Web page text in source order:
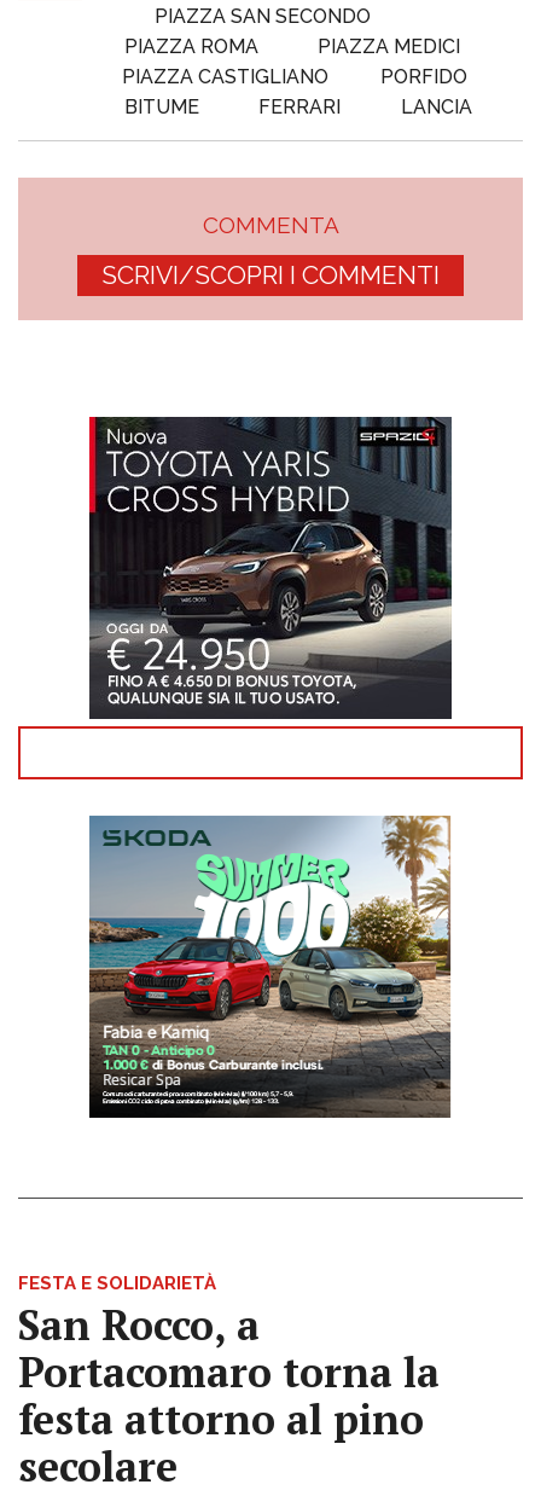
PIAZZA SAN SECONDO
PIAZZA ROMA
PIAZZA MEDICI
PIAZZA CASTIGLIANO
PORFIDO
BITUME
FERRARI LANCIA
COMMENTA
SCRIVI/SCOPRI I COMMENTI
FESTA E SOLIDARIETÀ
San Rocco, a
Portacomaro torna la
festa attorno al pino
secolare